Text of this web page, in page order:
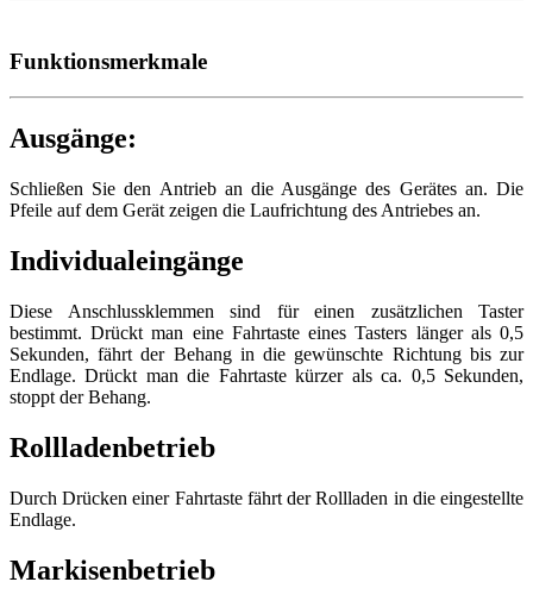
Funktionsmerkmale
Ausgänge:
Schließen Sie den Antrieb an die Ausgänge des Gerätes an. Die
Pfeile auf dem Gerät zeigen die Laufrichtung des Antriebes an.
Individualeingänge
Diese Anschlussklemmen sind für einen zusätzlichen Taster
bestimmt. Drückt man eine Fahrtaste eines Tasters länger als 0,5
Sekunden, fährt der Behang in die gewünschte Richtung bis zur
Endlage. Drückt man die Fahrtaste kürzer als ca. 0,5 Sekunden,
stoppt der Behang.
Rollladenbetrieb
Durch Drücken einer Fahrtaste fährt der Rollladen in die eingestellte
Endlage.
Markisenbetrieb